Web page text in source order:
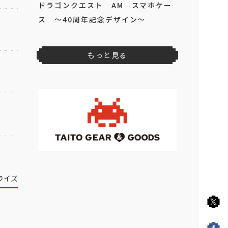
イズ
ドラゴンクエスト AM スマホケー
ス ～40周年記念デザイン～
もっと見る